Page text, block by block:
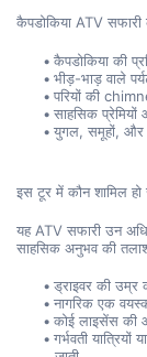
कैपडोकिया ATV सफारी
कैपडोकिया की
भीड़-भाड़ वाले
परियों की
साहसिक प्रेमियों
युगल, समूहों, और
इस टूर में कौन शामिल
यह ATV सफारी उन
साहसिक अनुभव की
ड्राइवर की उम्र
नागरिक एक
कोई लाइसेंस की
गर्भवती यात्रियों